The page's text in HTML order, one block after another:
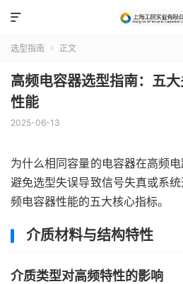

选型指南  正文
高频电容器选型指南：五
性能
2025-06-13
为什么相同容量的电容器在高频
避免选型失误导致信号失真或系
频电容器性能的五大核心指标。
介质材料与结构特性
介质类型对高频特性的影响